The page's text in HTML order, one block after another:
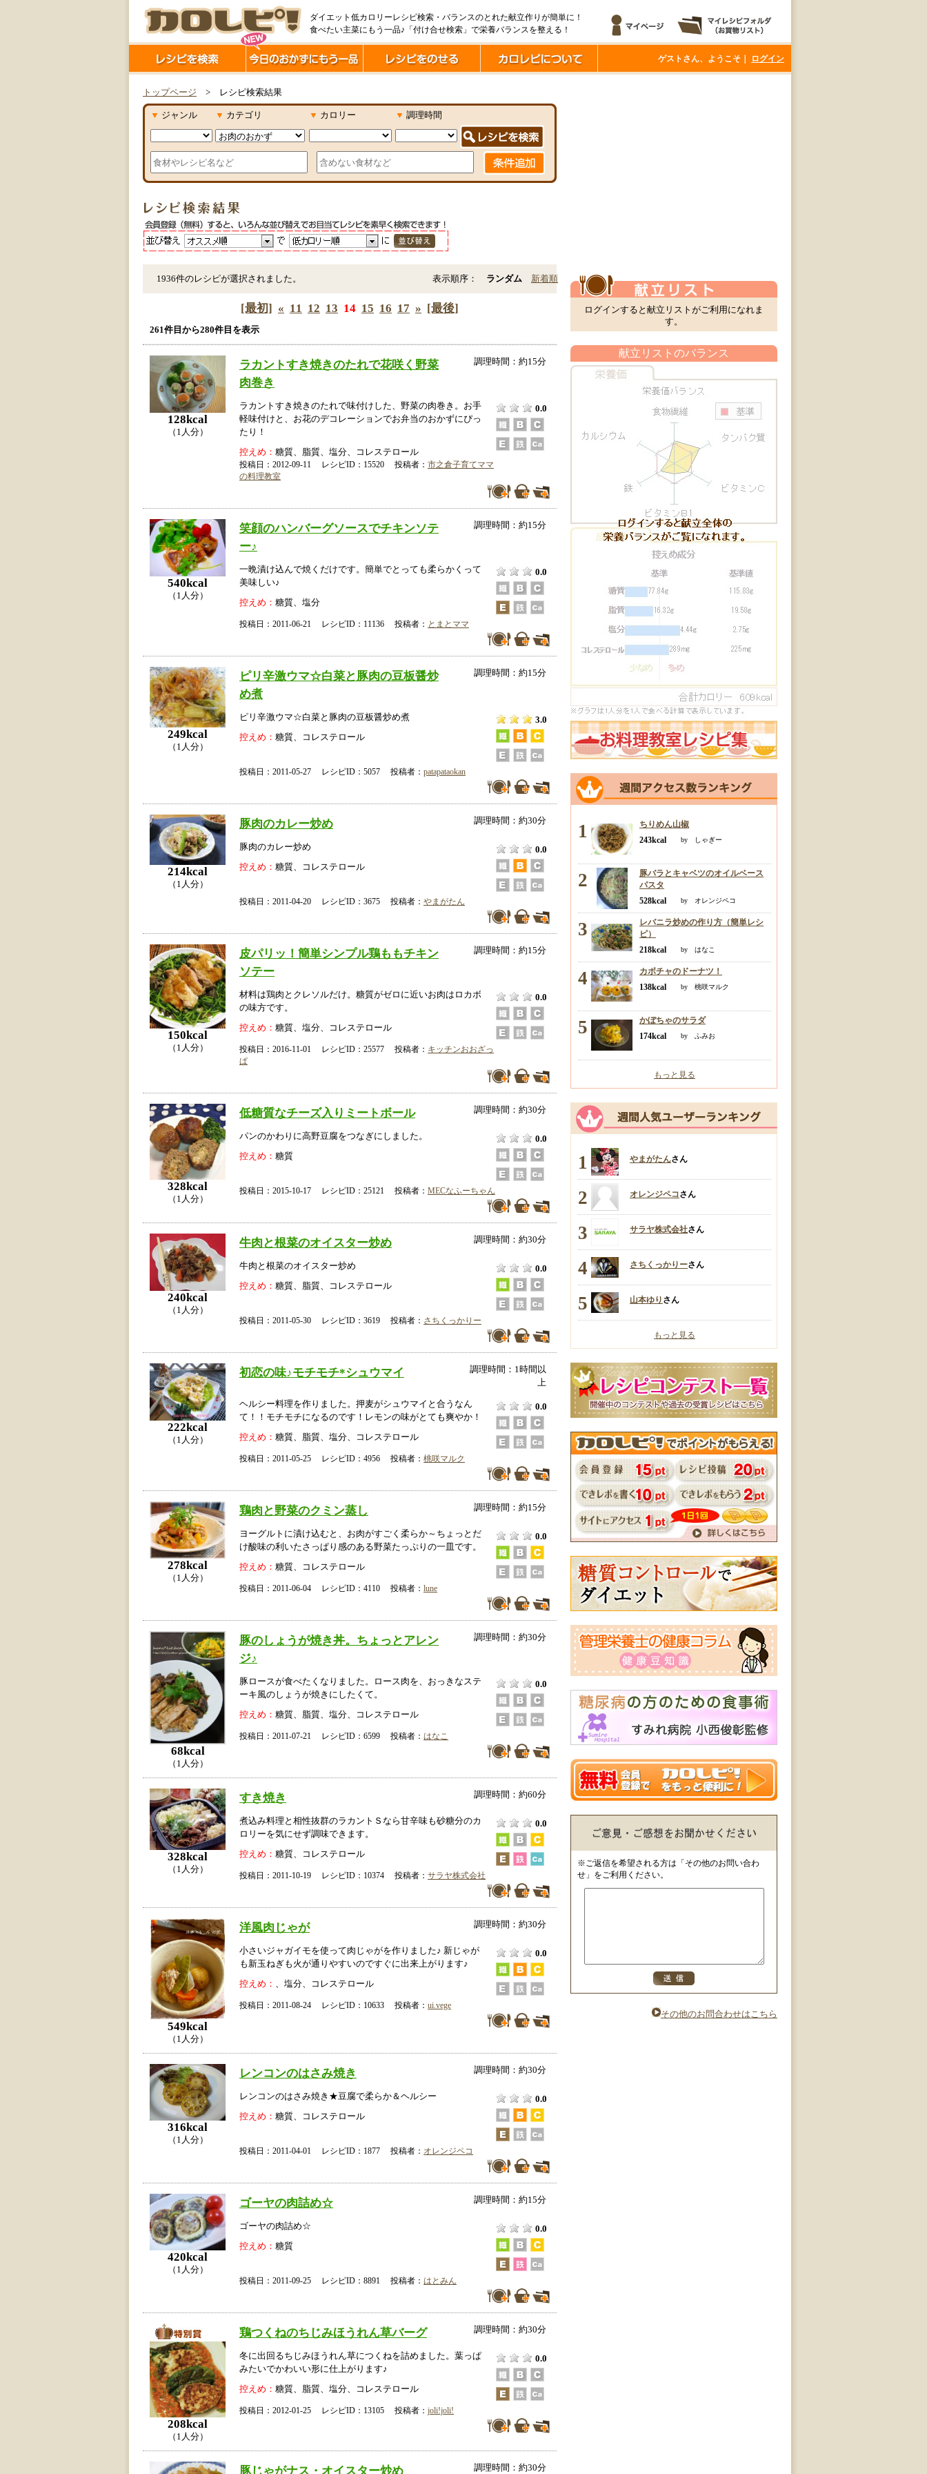
ダイエット低カロリーレシピ検索・バランスのとれた献立作りが簡単に！
食べたい主菜にもう一品♪「付け合せ検索」で栄養バランスを整える！
ゲストさん、ようこそ｜ ログイン
トップページ > レシピ検索結果
▼ ジャンル ▼ カテゴリ ▼ カロリー ▼ 調理時間
1936件のレシピが選択されました。 表示順序： ランダム 新着順
[最初] « 11 12 13 14 15 16 17 » [最後]
261件目から280件目を表示
128kcal
（1人分）
ラカントすき焼きのたれで花咲く野菜
肉巻き
調理時間：約15分
ラカントすき焼きのたれで味付けした、野菜の肉巻き。お手
軽味付けと、お花のデコレーションでお弁当のおかずにぴっ
たり！
0.0
控えめ： 糖質、脂質、塩分、コレステロール
投稿日：2012-09-11 レシピID：15520 投稿者： 市之倉子育てママ
の料理教室
540kcal
（1人分）
笑顔のハンバーグソースでチキンソテ
ー♪
調理時間：約15分
一晩漬け込んで焼くだけです。簡単でとっても柔らかくって
美味しい♪
0.0
控えめ： 糖質、塩分
投稿日：2011-06-21 レシピID：11136 投稿者： とまとママ
249kcal
（1人分）
ピリ辛激ウマ☆白菜と豚肉の豆板醤炒
め煮
調理時間：約15分
ピリ辛激ウマ☆白菜と豚肉の豆板醤炒め煮
3.0
控えめ： 糖質、コレステロール
投稿日：2011-05-27 レシピID：5057 投稿者： patapataokan
214kcal
（1人分）
豚肉のカレー炒め 調理時間：約30分
豚肉のカレー炒め
0.0
控えめ： 糖質、コレステロール
投稿日：2011-04-20 レシピID：3675 投稿者： やまがたん
150kcal
（1人分）
皮パリッ！簡単シンプル鶏ももチキン
ソテー
調理時間：約15分
材料は鶏肉とクレソルだけ。糖質がゼロに近いお肉はロカボ
の味方です。
0.0
控えめ： 糖質、塩分、コレステロール
投稿日：2016-11-01 レシピID：25577 投稿者： キッチンおおざっ
ぱ
328kcal
（1人分）
低糖質なチーズ入りミートボール 調理時間：約30分
パンのかわりに高野豆腐をつなぎにしました。
0.0
控えめ： 糖質
投稿日：2015-10-17 レシピID：25121 投稿者： MECなふーちゃん
240kcal
（1人分）
牛肉と根菜のオイスター炒め 調理時間：約30分
牛肉と根菜のオイスター炒め
0.0
控えめ： 糖質、脂質、コレステロール
投稿日：2011-05-30 レシピID：3619 投稿者： さちくっかりー
222kcal
（1人分）
初恋の味♪モチモチ*シュウマイ
調理時間：1時間以
上
ヘルシー料理を作りました。押麦がシュウマイと合うなん
て！！モチモチになるのです！レモンの味がとても爽やか！
0.0
控えめ： 糖質、脂質、塩分、コレステロール
投稿日：2011-05-25 レシピID：4956 投稿者： 桃咲マルク
278kcal
（1人分）
鶏肉と野菜のクミン蒸し 調理時間：約15分
ヨーグルトに漬け込むと、お肉がすごく柔らか～ちょっとだ
け酸味の利いたさっぱり感のある野菜たっぷりの一皿です。
0.0
控えめ： 糖質、コレステロール
投稿日：2011-06-04 レシピID：4110 投稿者： lune
68kcal
（1人分）
豚のしょうが焼き丼。ちょっとアレン
ジ♪
調理時間：約30分
豚ロースが食べたくなりました。ロース肉を、おっきなステ
ーキ風のしょうが焼きにしたくて。
0.0
控えめ： 糖質、脂質、塩分、コレステロール
投稿日：2011-07-21 レシピID：6599 投稿者： はなこ
328kcal
（1人分）
すき焼き 調理時間：約60分
煮込み料理と相性抜群のラカントＳなら甘辛味も砂糖分のカ
ロリーを気にせず調味できます。
0.0
控えめ： 糖質、コレステロール
投稿日：2011-10-19 レシピID：10374 投稿者： サラヤ株式会社
549kcal
（1人分）
洋風肉じゃが 調理時間：約30分
小さいジャガイモを使って肉じゃがを作りました♪ 新じゃが
も新玉ねぎも火が通りやすいのですぐに出来上がります♪
0.0
控えめ： 、塩分、コレステロール
投稿日：2011-08-24 レシピID：10633 投稿者： ui.vege
316kcal
（1人分）
レンコンのはさみ焼き 調理時間：約30分
レンコンのはさみ焼き★豆腐で柔らか＆ヘルシー
0.0
控えめ： 糖質、コレステロール
投稿日：2011-04-01 レシピID：1877 投稿者： オレンジペコ
420kcal
（1人分）
ゴーヤの肉詰め☆ 調理時間：約15分
ゴーヤの肉詰め☆
0.0
控えめ： 糖質
投稿日：2011-09-25 レシピID：8891 投稿者： はとみん
208kcal
（1人分）
鶏つくねのちじみほうれん草バーグ 調理時間：約30分
冬に出回るちじみほうれん草につくねを詰めました。葉っぱ
みたいでかわいい形に仕上がります♪
0.0
控えめ： 糖質、脂質、塩分、コレステロール
投稿日：2012-01-25 レシピID：13105 投稿者： joli!joli!
豚じゃがナス・オイスター炒め 調理時間：約30分
ログインすると献立リストがご利用になれま
す。
献立リストのバランス
1
ちりめん山椒
243kcal
by しゃぎー
2
豚バラとキャベツのオイルベース
パスタ
528kcal
by オレンジペコ
3
レバニラ炒めの作り方（簡単レシ
ピ）
218kcal
by はなこ
4
カボチャのドーナツ！
138kcal
by 桃咲マルク
5
かぼちゃのサラダ
174kcal
by ふみお
もっと見る
1 やまがたんさん
2 オレンジペコさん
3 サラヤ株式会社さん
4 さちくっかりーさん
5 山本ゆり さん
もっと見る
※ご返信を希望される方は「その他のお問い合わ
せ」をご利用ください。
その他のお問合わせはこちら